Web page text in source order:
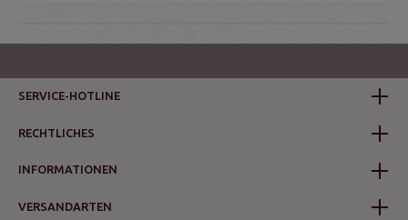
SERVICE-HOTLINE
RECHTLICHES
INFORMATIONEN
VERSANDARTEN